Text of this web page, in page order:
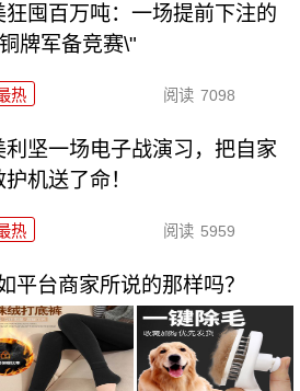
狂囤百万吨：一场提前下注的
牌军备竞赛\"
热 阅读 7098
利坚一场电子战演习，把自家
护机送了命！
热 阅读 5959
平台商家所说的那样吗？